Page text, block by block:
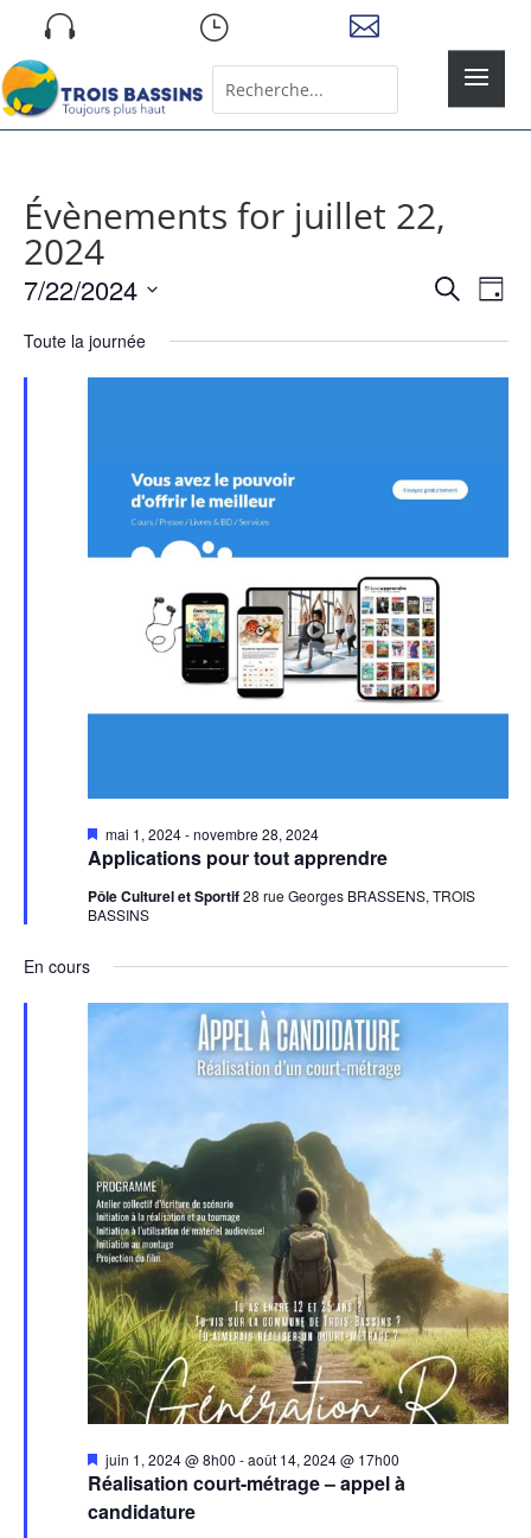
 } 
for...
Évènements for juillet 22,
2024
de
Recherche
de
Jour
7/22/2024
une
date.
Toute la journée
Applications pour tout apprendre
Mis
en
avant
mai 1, 2024-novembre 28, 2024
Pôle Culturel et Sportif28 rue Georges BRASSENS, TROIS
BASSINS
En cours
Réalisation court-métrage – appel à
candidature
Mis
en
avant
juin 1, 2024 @ 8h00 -août 14, 2024 @ 17h00